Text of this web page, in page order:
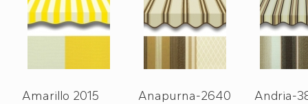
Amarillo 2015 Anapurna-2640 Andria-